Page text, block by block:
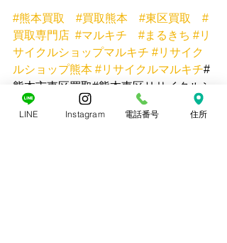
#熊本買取 #買取熊本 #東区買取
#
買取専門店 #マルキチ #まるきち #リ
サイクルショップマルキチ #リサイク
ルショップ熊本 #リサイクルマルキチ#
熊本市東区買取#熊本東区リサイクルシ
ョップ#コレクション買取熊本
LINE Instagram 電話番号 住所